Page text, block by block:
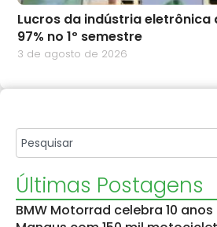
Lucros da indústria eletrônica
97% no 1º semestre
3 de agosto de 2026
Últimas Postagens
BMW Motorrad celebra 10